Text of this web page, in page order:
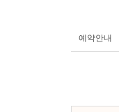
예약안내